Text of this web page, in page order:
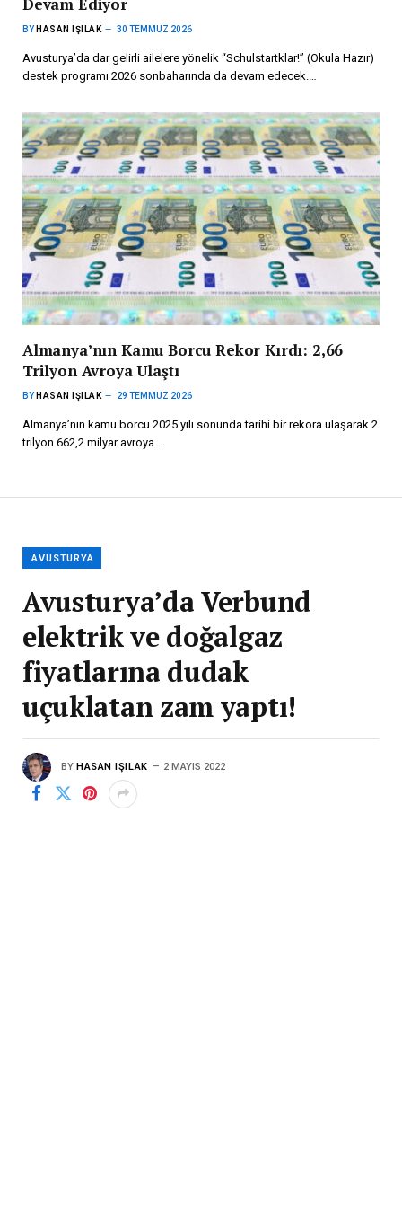
BY HASAN IŞILAK 30 TEMMUZ 2026
Avusturya’da dar gelirli ailelere yönelik “Schulstartklar!” (Okula Hazır)
destek programı 2026 sonbaharında da devam edecek.…
Almanya’nın Kamu Borcu Rekor Kırdı: 2,66
Trilyon Avroya Ulaştı
BY HASAN IŞILAK 29 TEMMUZ 2026
Almanya’nın kamu borcu 2025 yılı sonunda tarihi bir rekora ulaşarak 2
trilyon 662,2 milyar avroya…
AVUSTURYA
Avusturya’da Verbund
elektrik ve doğalgaz
fiyatlarına dudak
uçuklatan zam yaptı!
BY HASAN IŞILAK 2 MAYIS 2022